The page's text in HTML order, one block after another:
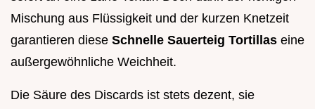
Mischung aus Flüssigkeit und der kurzen Knetzeit
garantieren diese Schnelle Sauerteig Tortillas eine
außergewöhnliche Weichheit.
Die Säure des Discards ist stets dezent, sie